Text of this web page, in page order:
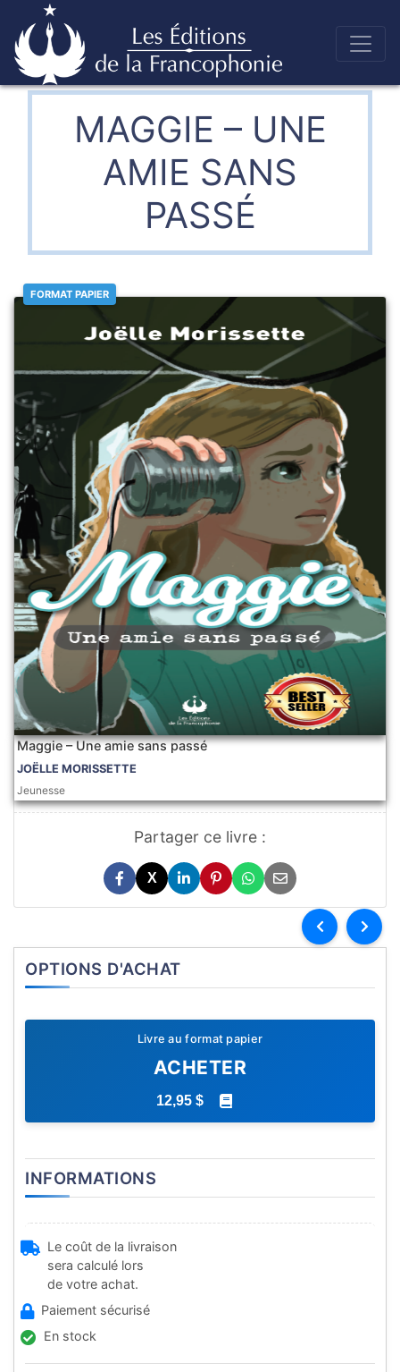
Skip
to Éditions de la francophonie
MAGGIE – UNE
AMIE SANS
PASSÉ
FORMAT PAPIER
Maggie – Une amie sans passé
JOËLLE MORISSETTE
Jeunesse
Partager ce livre :
X
OPTIONS D'ACHAT
Livre au format papier
ACHETER
12,95 $
INFORMATIONS
Le coût de la livraison
sera calculé lors
de votre achat.
Paiement sécurisé
En stock